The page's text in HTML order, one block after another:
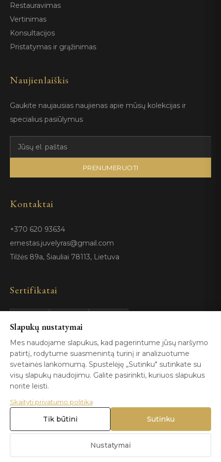
Restauravimas
Vertinimas
Konsultacijos
Pristatymas ir grąžinimas
Naujienlaiškis
Gaukite naujausias naujienas apie mūsų kolekcijas ir
specialius pasiūlymus
PRENUMERUOTI
Kontaktai
+370 620 93634
ernestas.juvelyras@gmail.com
Tilžės 89a, Šiauliai 78113, Lietuva
Sertifikatai
GIA
Certified
ISO 9001
© 2026 Blizga.lt. Visos teisės saugomos. |
Slapukų nustatymai
Mes naudojame slapukus, kad pagerintume jūsų naršymo
patirtį, rodytume suasmenintą turinį ir analizuotume
svetainės lankomumą. Spustelėję „Sutinku" sutinkate su
visų slapukų naudojimu. Galite pasirinkti, kuriuos slapukus
norite leisti.
Skaityti privatumo politiką
Nustatymai
Tik būtini Sutinku